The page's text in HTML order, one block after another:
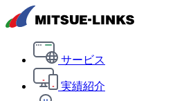
サービス
実績紹介